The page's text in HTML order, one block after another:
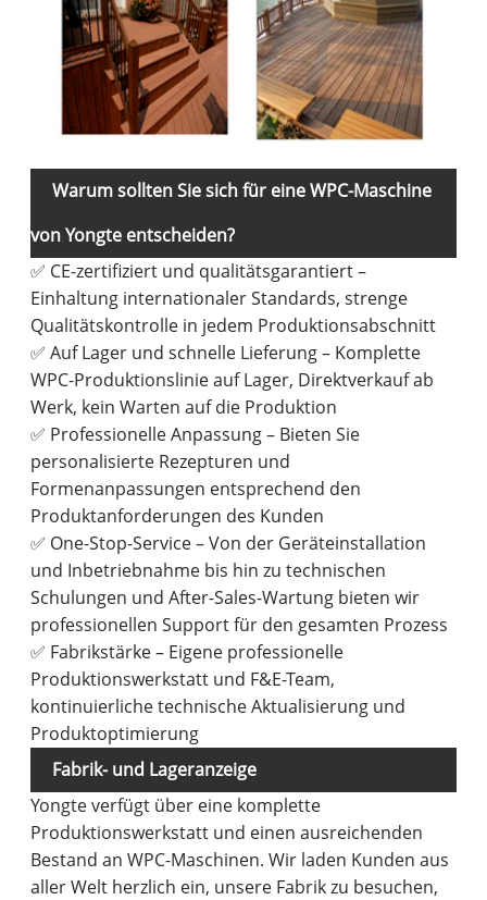
Warum sollten Sie sich für eine WPC-Maschine
von Yongte entscheiden?
✅ CE-zertifiziert und qualitätsgarantiert –
Einhaltung internationaler Standards, strenge
Qualitätskontrolle in jedem Produktionsabschnitt
✅ Auf Lager und schnelle Lieferung – Komplette
WPC-Produktionslinie auf Lager, Direktverkauf ab
Werk, kein Warten auf die Produktion
✅ Professionelle Anpassung – Bieten Sie
personalisierte Rezepturen und
Formenanpassungen entsprechend den
Produktanforderungen des Kunden
✅ One-Stop-Service – Von der Geräteinstallation
und Inbetriebnahme bis hin zu technischen
Schulungen und After-Sales-Wartung bieten wir
professionellen Support für den gesamten Prozess
✅ Fabrikstärke – Eigene professionelle
Produktionswerkstatt und F&E-Team,
kontinuierliche technische Aktualisierung und
Produktoptimierung
Fabrik- und Lageranzeige
Yongte verfügt über eine komplette
Produktionswerkstatt und einen ausreichenden
Bestand an WPC-Maschinen. Wir laden Kunden aus
aller Welt herzlich ein, unsere Fabrik zu besuchen,